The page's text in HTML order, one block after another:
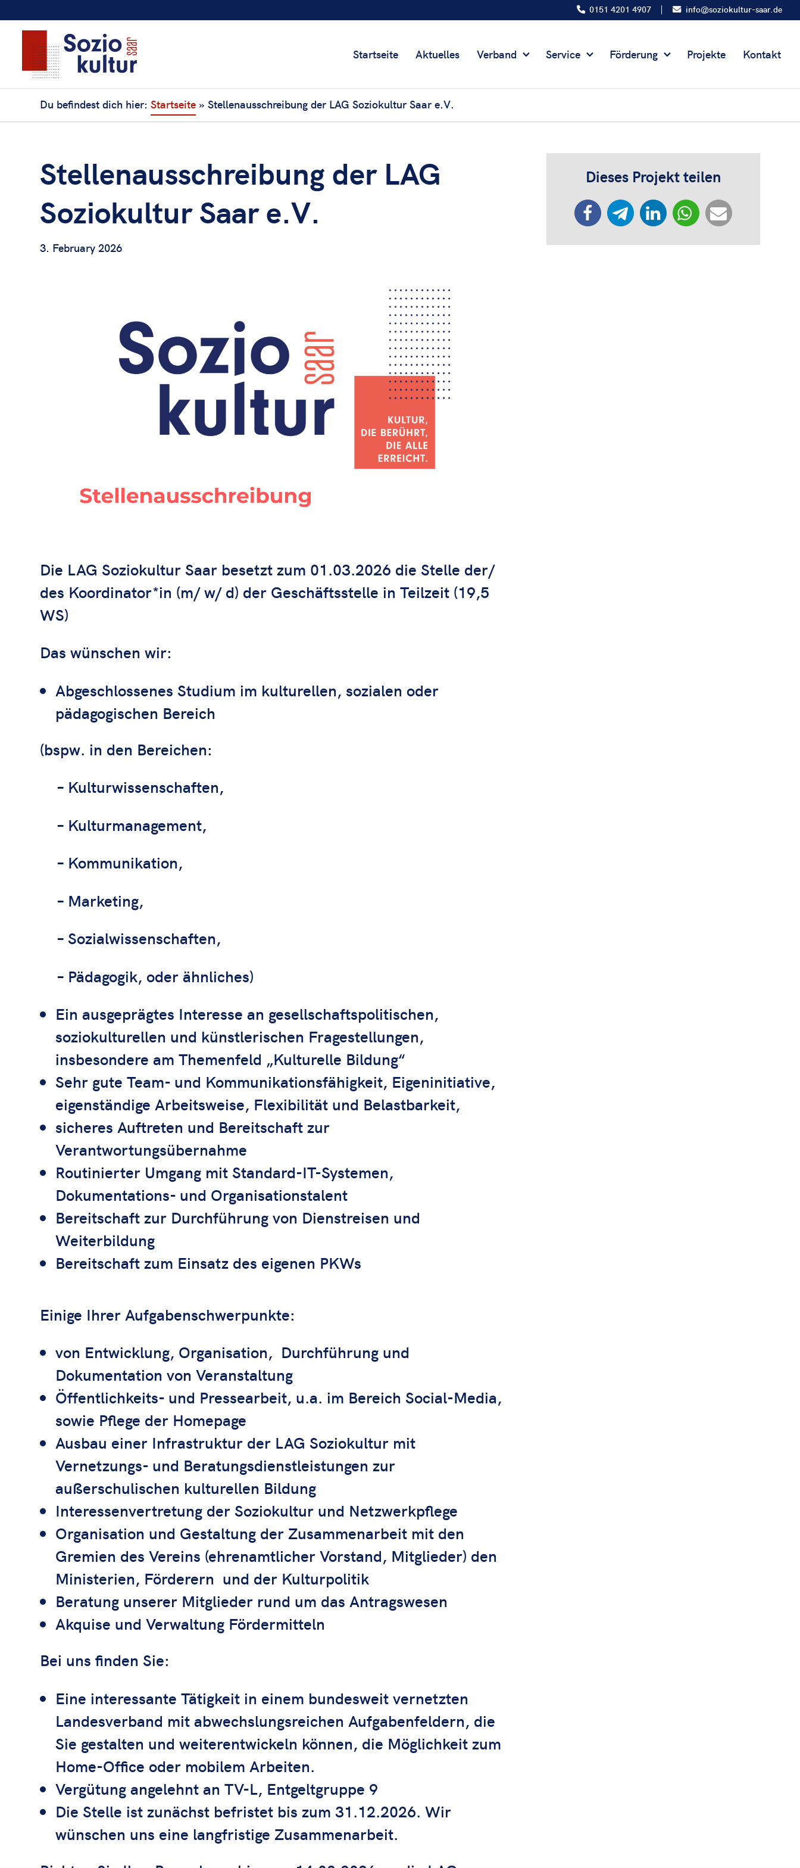
0151 4201 4907 info@soziokultur-saar.de
Startseite Aktuelles Verband Service Förderung Projekte Kontakt
Du befindest dich hier:Startseite »Stellenausschreibung der LAG Soziokultur Saar e.V.
Stellenausschreibung der LAG
Soziokultur Saar e.V.
3. February 2026
Die LAG Soziokultur Saar besetzt zum 01.03.2026 die Stelle der/
des Koordinator*in (m/ w/ d) der Geschäftsstelle in Teilzeit (19,5
WS)
Das wünschen wir:
Abgeschlossenes Studium im kulturellen, sozialen oder
pädagogischen Bereich
(bspw. in den Bereichen:
– Kulturwissenschaften,
– Kulturmanagement,
– Kommunikation,
– Marketing,
– Sozialwissenschaften,
– Pädagogik, oder ähnliches)
Ein ausgeprägtes Interesse an gesellschaftspolitischen,
soziokulturellen und künstlerischen Fragestellungen,
insbesondere am Themenfeld „Kulturelle Bildung“
Sehr gute Team- und Kommunikationsfähigkeit, Eigeninitiative,
eigenständige Arbeitsweise, Flexibilität und Belastbarkeit,
sicheres Auftreten und Bereitschaft zur
Verantwortungsübernahme
Routinierter Umgang mit Standard-IT-Systemen,
Dokumentations- und Organisationstalent
Bereitschaft zur Durchführung von Dienstreisen und
Weiterbildung
Bereitschaft zum Einsatz des eigenen PKWs
Einige Ihrer Aufgabenschwerpunkte:
von Entwicklung, Organisation, Durchführung und
Dokumentation von Veranstaltung
Öffentlichkeits- und Pressearbeit, u.a. im Bereich Social-Media,
sowie Pflege der Homepage
Ausbau einer Infrastruktur der LAG Soziokultur mit
Vernetzungs- und Beratungsdienstleistungen zur
außerschulischen kulturellen Bildung
Interessenvertretung der Soziokultur und Netzwerkpflege
Organisation und Gestaltung der Zusammenarbeit mit den
Gremien des Vereins (ehrenamtlicher Vorstand, Mitglieder) den
Ministerien, Förderern und der Kulturpolitik
Beratung unserer Mitglieder rund um das Antragswesen
Akquise und Verwaltung Fördermitteln
Bei uns finden Sie:
Eine interessante Tätigkeit in einem bundesweit vernetzten
Landesverband mit abwechslungsreichen Aufgabenfeldern, die
Sie gestalten und weiterentwickeln können, die Möglichkeit zum
Home-Office oder mobilem Arbeiten.
Vergütung angelehnt an TV-L, Entgeltgruppe 9
Die Stelle ist zunächst befristet bis zum 31.12.2026. Wir
wünschen uns eine langfristige Zusammenarbeit.
Dieses Projekt teilen